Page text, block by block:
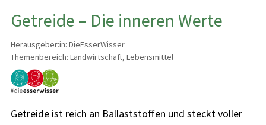
Getreide – Die inneren Werte
Herausgeber:in: DieEsserWisser
Themenbereich: Landwirtschaft, Lebensmittel
Getreide ist reich an Ballaststoffen und steckt voller